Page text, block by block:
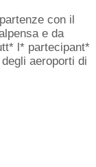
con il
e da
l* partecipant*
aeroporti di